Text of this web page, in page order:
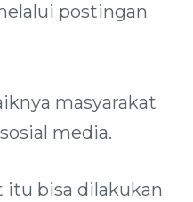
postingan
masyarakat
media.
itu bisa dilakukan